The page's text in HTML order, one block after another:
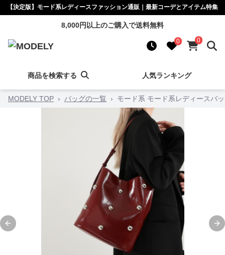
【決定版】モード系レディースファッション通販｜最新コーデとアイテム特集
8,000円以上のご購入で送料無料
0 0
商品を検索する 人気ランキング
MODELY TOP › バッグの一覧 › モード系 モード系レディースバ
Previous slide